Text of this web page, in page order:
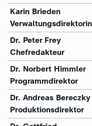
Karin Brieden
Verwaltungsdirektorin
Dr. Peter Frey
Chefredakteur
Dr. Norbert Himmler
Programmdirektor
Dr. Andreas Bereczky
Produktionsdirektor